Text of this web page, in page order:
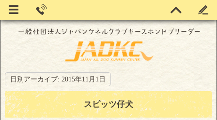
日別アーカイブ: 2015年11月1日
スピッツ仔犬